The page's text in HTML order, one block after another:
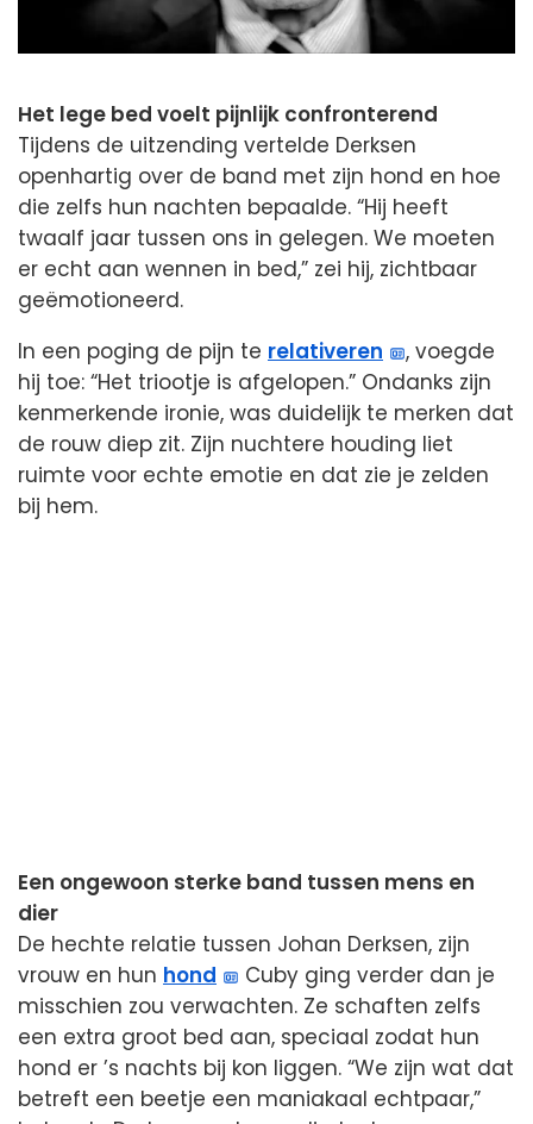
Het lege bed voelt pijnlijk confronterend
Tijdens de uitzending vertelde Derksen
openhartig over de band met zijn hond en hoe
die zelfs hun nachten bepaalde. “Hij heeft
twaalf jaar tussen ons in gelegen. We moeten
er echt aan wennen in bed,” zei hij, zichtbaar
geëmotioneerd.
In een poging de pijn te relativeren
, voegde
hij toe: “Het triootje is afgelopen.” Ondanks zijn
kenmerkende ironie, was duidelijk te merken dat
de rouw diep zit. Zijn nuchtere houding liet
ruimte voor echte emotie en dat zie je zelden
bij hem.
Een ongewoon sterke band tussen mens en
dier
De hechte relatie tussen Johan Derksen, zijn
vrouw en hun hond
Cuby ging verder dan je
misschien zou verwachten. Ze schaften zelfs
een extra groot bed aan, speciaal zodat hun
hond er ’s nachts bij kon liggen. “We zijn wat dat
betreft een beetje een maniakaal echtpaar,”